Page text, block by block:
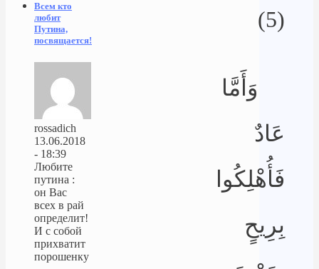
(5)
وَأَمَّا
عَادٌ
فَأُهْلِكُوا
بِرِيحٍ
Всем кто
любит
Путина,
посвящается!
rossadich
13.06.2018
- 18:39
Любите
путина :
он Вас
всех в рай
определит!
И с собой
прихватит
порошенку